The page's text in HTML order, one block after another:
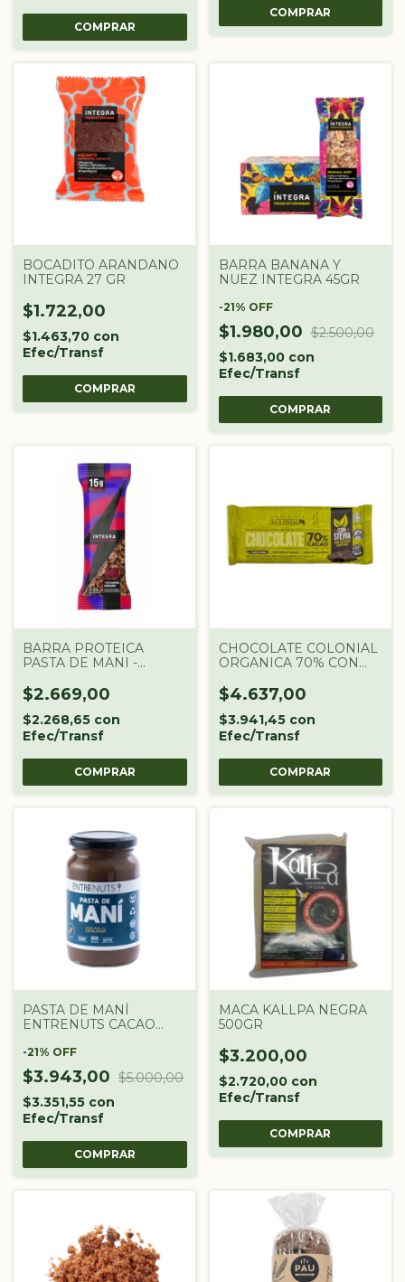
BOCADITO ARANDANO
INTEGRA 27 GR
$1.722,00
$1.463,70 con
Efec/Transf
BARRA BANANA Y
NUEZ INTEGRA 45GR
-21% OFF
$1.980,00 $2.500,00
$1.683,00 con
Efec/Transf
BARRA PROTEICA
PASTA DE MANI -
$2.669,00
$2.268,65 con
Efec/Transf
CHOCOLATE COLONIAL
ORGANICA 70% CON
$4.637,00
$3.941,45 con
Efec/Transf
PASTA DE MANÍ
ENTRENUTS CACAO
-21% OFF
$3.943,00 $5.000,00
$3.351,55 con
Efec/Transf
MACA KALLPA NEGRA
500GR
$3.200,00
$2.720,00 con
Efec/Transf